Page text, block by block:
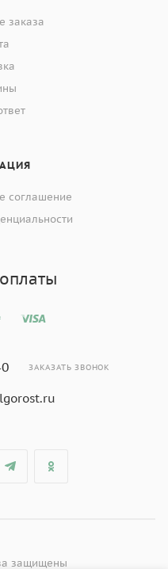
заказа
соглашение
ЗАКАЗАТЬ ЗВОНОК
защищены